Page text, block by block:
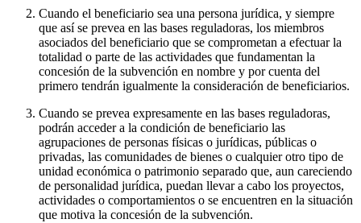
Cuando el beneficiario sea una persona jurídica, y siempre
que así se prevea en las bases reguladoras, los miembros
asociados del beneficiario que se comprometan a efectuar la
totalidad o parte de las actividades que fundamentan la
concesión de la subvención en nombre y por cuenta del
primero tendrán igualmente la consideración de beneficiarios.
Cuando se prevea expresamente en las bases reguladoras,
podrán acceder a la condición de beneficiario las
agrupaciones de personas físicas o jurídicas, públicas o
privadas, las comunidades de bienes o cualquier otro tipo de
unidad económica o patrimonio separado que, aun careciendo
de personalidad jurídica, puedan llevar a cabo los proyectos,
actividades o comportamientos o se encuentren en la situación
que motiva la concesión de la subvención.